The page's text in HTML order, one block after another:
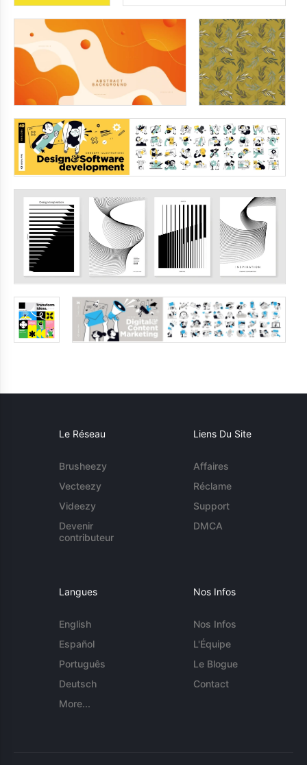
Le Réseau
Brusheezy
Vecteezy
Videezy
Devenir
contributeur
Liens Du Site
Affaires
Réclame
Support
DMCA
Langues
English
Español
Português
Deutsch
More...
Nos Infos
Nos Infos
L'Équipe
Le Blogue
Contact